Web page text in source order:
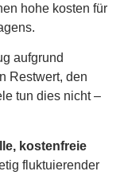
hohe kosten für
aufgrund
Restwert, den
tun dies nicht –
kostenfreie
fluktuierender